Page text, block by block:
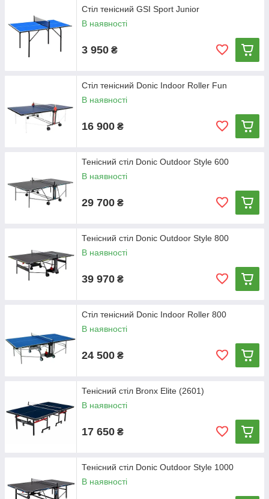
Стіл тенісний GSI Sport Junior
В наявності
3 950 ₴
Стіл тенісний Donic Indoor Roller Fun
В наявності
16 900 ₴
Тенісний стіл Donic Outdoor Style 600
В наявності
29 700 ₴
Тенісний стіл Donic Outdoor Style 800
В наявності
39 970 ₴
Стіл тенісний Donic Indoor Roller 800
В наявності
24 500 ₴
Тенісний стіл Bronx Elite (2601)
В наявності
17 650 ₴
Тенісний стіл Donic Outdoor Style 1000
В наявності